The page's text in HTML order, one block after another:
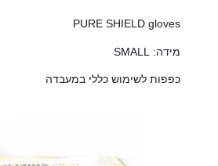
PURE SHIELD gloves
מידה: SMALL
כפפות לשימוש כללי במעבדה